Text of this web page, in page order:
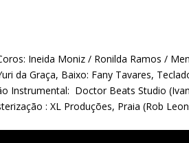
Ineida Moniz / Ronilda Ramos /
da Graça, Baixo: Fany Tavares,
Instrumental: Doctor Beats Studio
: XL Produções, Praia (Rob